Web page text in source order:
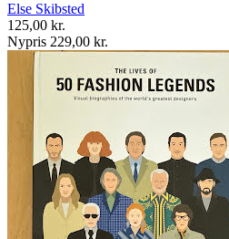
Else Skibsted
125,00 kr.
Nypris 229,00 kr.